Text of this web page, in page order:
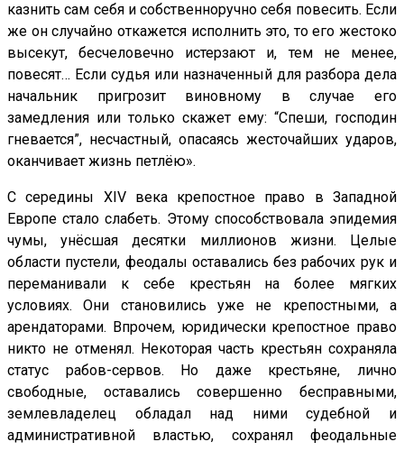
казнить сам себя и собственноручно себя повесить. Если
же он случайно откажется исполнить это, то его жестоко
высекут, бесчеловечно истерзают и, тем не менее,
повесят… Если судья или назначенный для разбора дела
начальник пригрозит виновному в случае его
замедления или только скажет ему: “Спеши, господин
гневается”, несчастный, опасаясь жесточайших ударов,
оканчивает жизнь петлёю».
С середины XIVвека крепостное право в Западной
Европе стало слабеть. Этому способствовала эпидемия
чумы, унёсшая десятки миллионов жизни. Целые
области пустели, феодалы оставались без рабочих рук и
переманивали к себе крестьян на более мягких
условиях. Они становились уже не крепостными, а
арендаторами. Впрочем, юридически крепостное право
никто не отменял. Некоторая часть крестьян сохраняла
статус рабов-сервов. Но даже крестьяне, лично
свободные, оставались совершенно бесправными,
землевладелец обладал над ними судебной и
административной властью, сохранял феодальные